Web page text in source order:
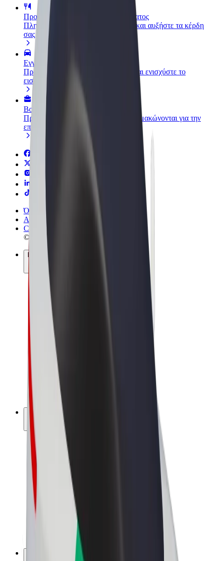
Προσθήκη εστιατορίου ή καταστήματος
Πλησιάστε περισσότερους πελάτες και αυξήστε τα κέρδη
σας
Εγγραφείτε ως ιδιοκτήτης στόλου
Προσθέστε το στόλο σας στο Bolt και ενισχύστε το
εισόδημά σας
Bolt for Business
Προϊόντα και υπηρεσίες Bolt που κλιμακώνονται για την
επιχείρησή σας
Όροι & Προϋποθέσεις
Απόρρητο
Cookies
© 2026 Bolt Technology OÜ
Προϊόντα
Διαδρομές
Σκούτερς
Αγορά Bolt
Bolt Food
Bolt Drive
Bolt for Business
Ηλεκτρικά ποδήλατα
Bolt Plus
Κερδίστε με Bolt
Οδηγοί
Απολαβές οδηγών
Διανομείς
Απολαβές διανομέων
Bolt Εμπόρους Τροφίμων
Franchises